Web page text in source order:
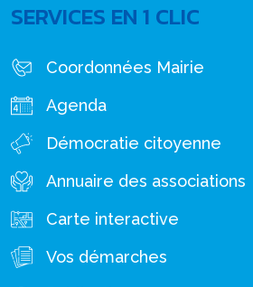
SERVICES EN 1 CLIC
Coordonnées Mairie
Agenda
Démocratie citoyenne
Annuaire des associations
Carte interactive
Vos démarches